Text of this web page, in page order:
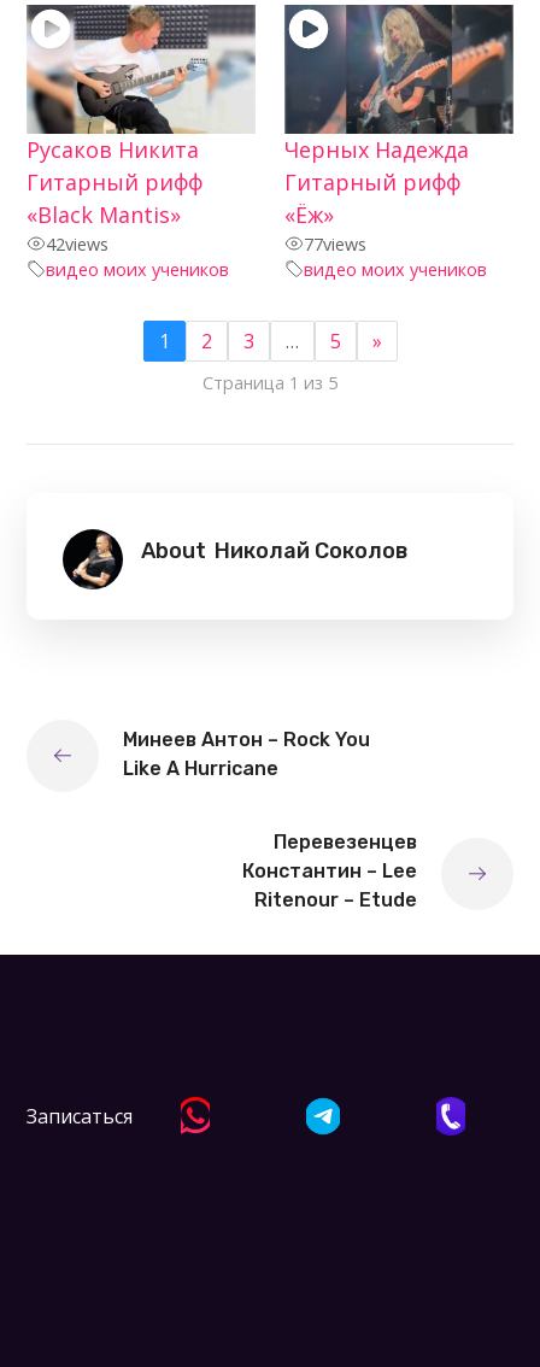
Русаков Никита
Гитарный рифф
«Black Mantis»
42views
видео моих учеников
Черных Надежда
Гитарный рифф
«Ёж»
77views
видео моих учеников
1 2 3 … 5 »
Страница 1 из 5
About Николай Соколов
Минеев Антон – Rock You
Like A Hurricane
Перевезенцев
Константин – Lee
Ritenour – Etude
Записаться